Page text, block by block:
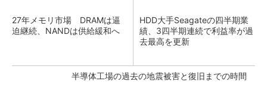
27年メモリ市場 DRAMは逼
迫継続、NANDは供給緩和へ
HDD大手Seagateの四半期業
績、3四半期連続で利益率が過
去最高を更新
半導体工場の過去の地震被害と復旧までの時間